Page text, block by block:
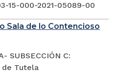
15-000-2021-05089-00
Sala de lo Contencioso
SUBSECCIÓN C:
de Tutela